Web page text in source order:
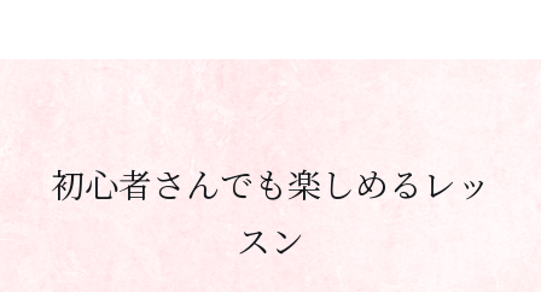
初心者さんでも楽しめるレッ
スン